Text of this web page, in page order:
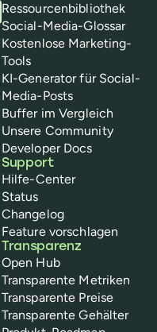
Ressourcenbibliothek
Social-Media-Glossar
Kostenlose Marketing-
Tools
KI-Generator für Social-
Media-Posts
Buffer im Vergleich
Unsere Community
Developer Docs
Support
Hilfe-Center
Status
Changelog
Feature vorschlagen
Transparenz
Open Hub
Transparente Metriken
Transparente Preise
Transparente Gehälter